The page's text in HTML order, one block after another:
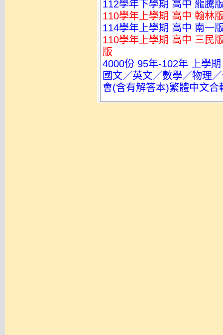
112學年下學期 高中 龍騰
110學年上學期 高中 翰林
114學年上學期 高中 南一
110學年上學期 高中 三民
版
4000份 95年-102年 上學
國文／英文／數學／物理
會(含有解答本)繁體中文合